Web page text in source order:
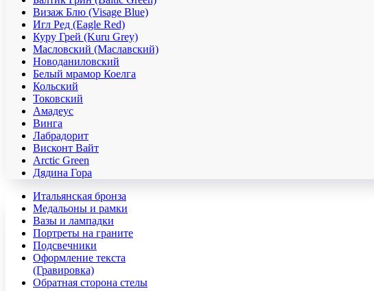
Визаж Блю (Visage Blue)
Игл Ред (Eagle Red)
Куру Грей (Kuru Grey)
Масловский (Маславский)
Новоданиловский
Белый мрамор Коелга
Кольский
Токовский
Амадеус
Винга
Лабрадорит
Висконт Вайт
Аrctic Green
Дядина Гора
Итальянская бронза
Медальоны и рамки
Вазы и лампадки
Портреты на граните
Подсвечники
Оформление текста
(Гравировка)
Обратная сторона стелы